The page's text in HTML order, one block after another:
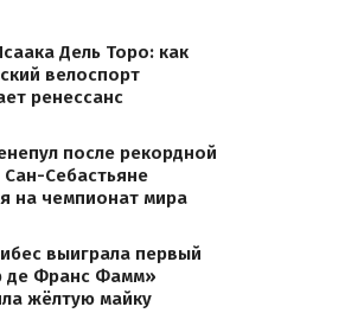
Дель Торо: как
велоспорт
ренессанс
после рекордной
Себастьяне
на чемпионат мира
выиграла первый
де Франс Фамм»
жёлтую майку